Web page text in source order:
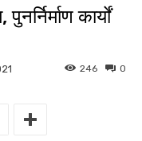
कार्यों
0
246